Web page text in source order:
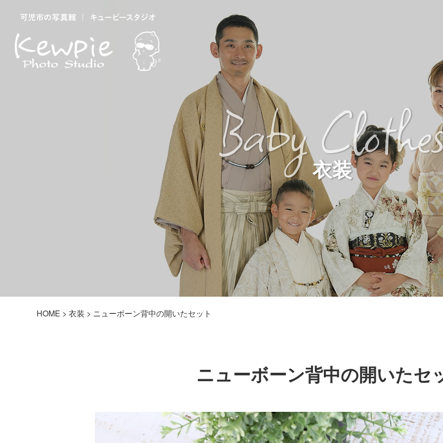
Baby 衣装
HOME > 衣装 > ニューボーン背中の開いたセット
ニューボーン背中の開いたセ